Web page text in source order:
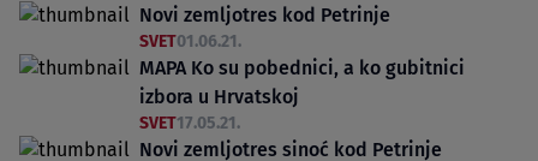
Novi zemljotres kod Petrinje
SVET01.06.21.
MAPA Ko su pobednici, a ko gubitnici
izbora u Hrvatskoj
SVET17.05.21.
Novi zemljotres sinoć kod Petrinje